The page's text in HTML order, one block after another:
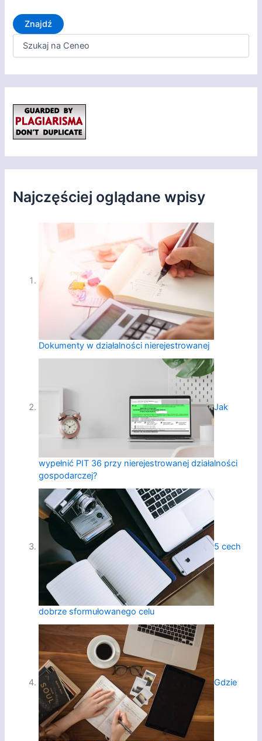
Znajdź
Najczęściej oglądane wpisy
Dokumenty w działalności nierejestrowanej
Jak
wypełnić PIT 36 przy nierejestrowanej działalności
gospodarczej?
5 cech
dobrze sformułowanego celu
Gdzie